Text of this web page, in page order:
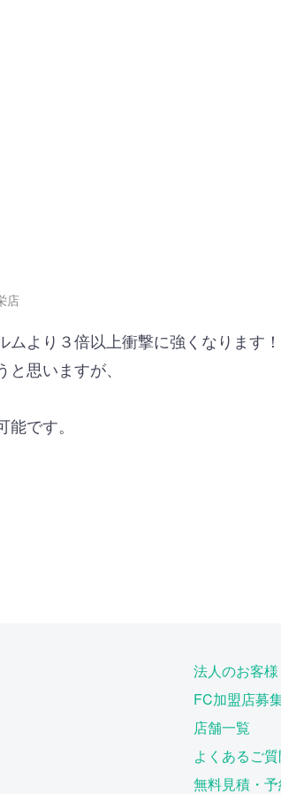
店
より３倍以上衝撃に強くなります！
思いますが、
です。
法人のお客様
FC加盟店募
店舗一覧
よくあるご
無料見積・